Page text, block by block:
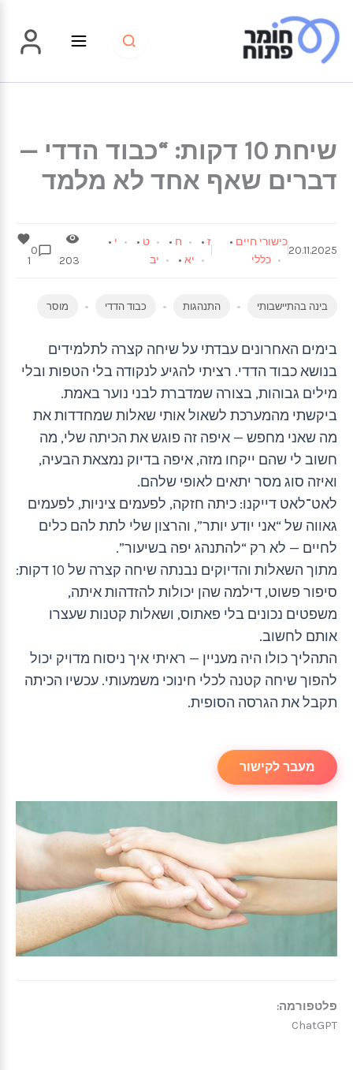
לתוכן
שיחת 10 דקות: “כבוד הדדי —
דברים שאף אחד לא מלמד
20.11.2025
כישורי חיים •
כללי
ז • ח • ט • י •
יא • יב 203
0
1
בינה בהתיישבותי התנהגות כבוד הדדי מוסר
בימים האחרונים עבדתי על שיחה קצרה לתלמידים
בנושא כבוד הדדי. רציתי להגיע לנקודה בלי הטפות ובלי
מילים גבוהות, בצורה שמדברת לבני נוער באמת.
ביקשתי מהמערכת לשאול אותי שאלות שמחדדות את
מה שאני מחפש — איפה זה פוגש את הכיתה שלי, מה
חשוב לי שהם ייקחו מזה, איפה בדיוק נמצאת הבעיה,
ואיזה סוג מסר יתאים לאופי שלהם.
לאט־לאט דייקנו: כיתה חזקה, לפעמים ציניות, לפעמים
גאווה של “אני יודע יותר”, והרצון שלי לתת להם כלים
לחיים — לא רק “להתנהג יפה בשיעור”.
מתוך השאלות והדיוקים נבנתה שיחה קצרה של 10 דקות:
סיפור פשוט, דילמה שהן יכולות להזדהות איתה,
משפטים נכונים בלי פאתוס, ושאלות קטנות שעצרו
אותם לחשוב.
התהליך כולו היה מעניין — ראיתי איך ניסוח מדויק יכול
להפוך שיחה קטנה לכלי חינוכי משמעותי. עכשיו הכיתה
תקבל את הגרסה הסופית.
מעבר לקישור
פלטפורמה:
ChatGPT